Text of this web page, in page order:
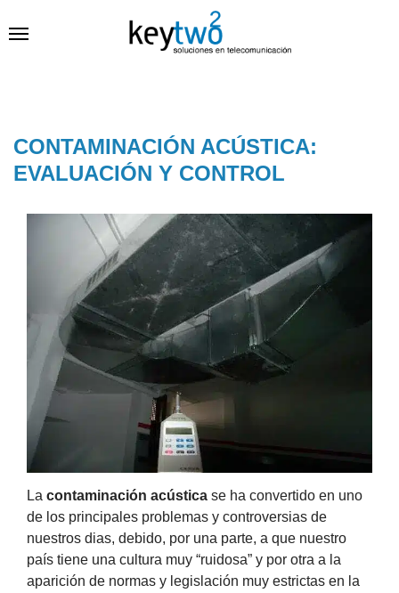
CONTAMINACIÓN ACÚSTICA:
EVALUACIÓN Y CONTROL
La contaminación acústica se ha convertido en uno
de los principales problemas y controversias de
nuestros dias, debido, por una parte, a que nuestro
país tiene una cultura muy “ruidosa” y por otra a la
aparición de normas y legislación muy estrictas en la